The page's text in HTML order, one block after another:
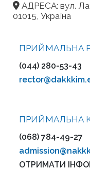
АДРЕСА: вул.
01015, Україна
ПРИЙМАЛЬНА
(044) 280-53-43
ПРИЙМАЛЬНА
(068) 784-49-27
ОТРИМАТИ